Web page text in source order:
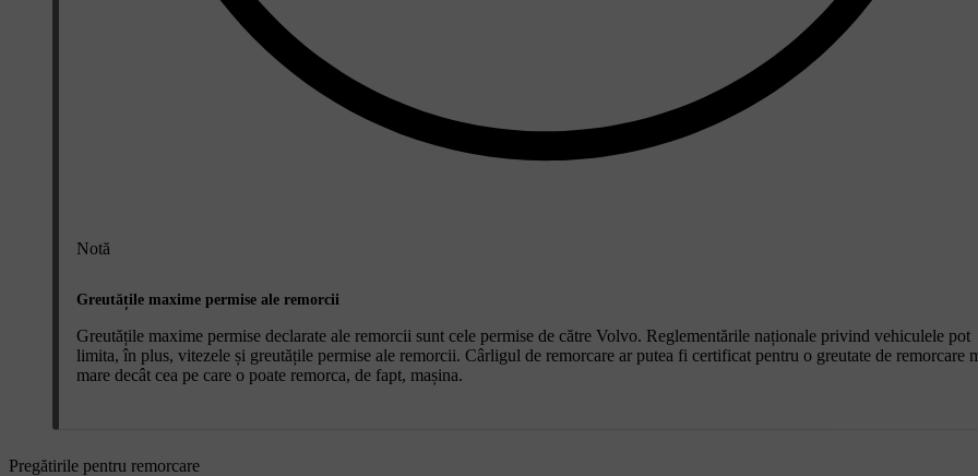
Notă
Greutățile maxime permise ale remorcii
Greutățile maxime permise declarate ale remorcii sunt cele permise de către Volvo. Reglementările naționale privind vehiculele pot
limita, în plus, vitezele și greutățile permise ale remorcii. Cârligul de remorcare ar putea fi certificat pentru o greutate de remorcare
mare decât cea pe care o poate remorca, de fapt, mașina.
Pregătirile pentru remorcare